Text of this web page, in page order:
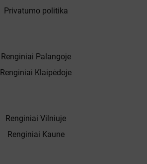
Renginiai Vilniuje
Renginiai Kaune
Renginiai Palangoje
Renginiai Klaipėdoje
Privatumo politika